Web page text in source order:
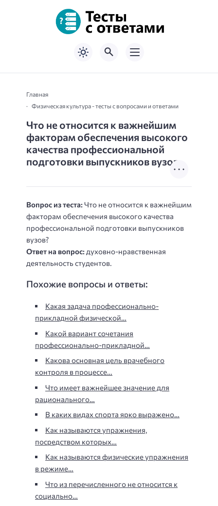
Главная
Физическая культура - тесты с вопросами и ответами
Что не относится к важнейшим
факторам обеспечения высокого
качества профессиональной
подготовки выпускников вузов
Вопрос из теста: Что не относится к важнейшим
факторам обеспечения высокого качества
профессиональной подготовки выпускников
вузов?
Ответ на вопрос: духовно-нравственная
деятельность студентов.
Похожие вопросы и ответы:
Какая задача профессионально-
прикладной физической…
Какой вариант сочетания
профессионально-прикладной…
Какова основная цель врачебного
контроля в процессе…
Что имеет важнейшее значение для
рационального…
В каких видах спорта ярко выражено…
Как называются упражнения,
посредством которых…
Как называются физические упражнения
в режиме…
Что из перечисленного не относится к
социально…